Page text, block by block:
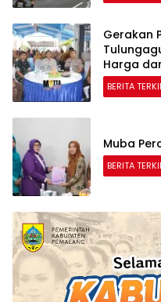
Gerakan
Harga
BERITA
Muba
BERITA